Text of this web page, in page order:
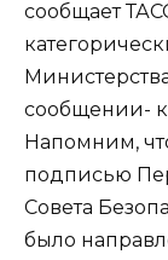
сообщает
сообщении-
Напомним,
подписью
Совета
было